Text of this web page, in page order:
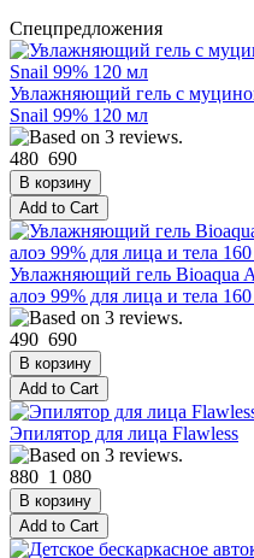
Спецпредложения
Увлажняющий гель с
Snail 99% 120 мл
480 690
Увлажняющий гель Bioaqua
алоэ 99% для лица и тела
490 690
Эпилятор для лица Flawless
880 1 080